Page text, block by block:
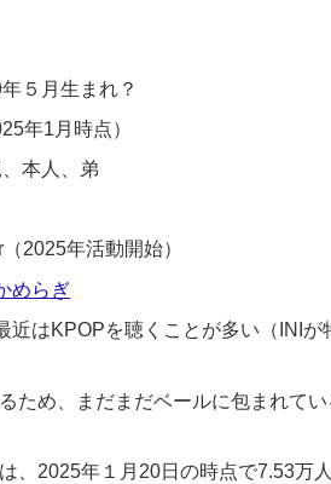
５月生まれ？
年1月時点）
本人、弟
2025年活動開始）
めらぎ
近はKPOPを聴くことが多い（INIが
ため、まだまだベールに包まれてい
、2025年１月20日の時点で7.53万人